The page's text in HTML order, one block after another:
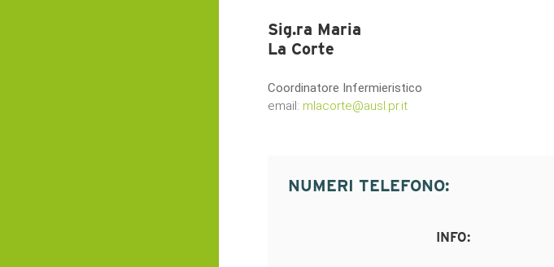
Sig.ra Maria
La Corte
Coordinatore Infermieristico
email: mlacorte@ausl.pr.it
NUMERI TELEFONO:
INFO: